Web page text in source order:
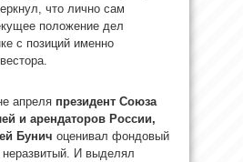
что лично сам
положение дел
с позиций именно
апреля президент Союза
и арендаторов России,
Бунич оценивал фондовый
неразвитый. И выделял